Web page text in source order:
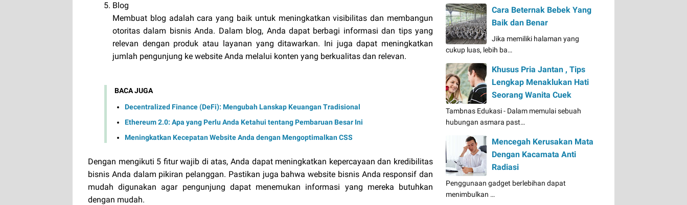
Blog
Membuat blog adalah cara yang baik untuk meningkatkan visibilitas dan membangun
otoritas dalam bisnis Anda. Dalam blog, Anda dapat berbagi informasi dan tips yang
relevan dengan produk atau layanan yang ditawarkan. Ini juga dapat meningkatkan
jumlah pengunjung ke website Anda melalui konten yang berkualitas dan relevan.
BACA JUGA
Decentralized Finance (DeFi): Mengubah Lanskap Keuangan Tradisional
Ethereum 2.0: Apa yang Perlu Anda Ketahui tentang Pembaruan Besar Ini
Meningkatkan Kecepatan Website Anda dengan Mengoptimalkan CSS
Dengan mengikuti 5 fitur wajib di atas, Anda dapat meningkatkan kepercayaan dan kredibilitas
bisnis Anda dalam pikiran pelanggan. Pastikan juga bahwa website bisnis Anda responsif dan
mudah digunakan agar pengunjung dapat menemukan informasi yang mereka butuhkan
dengan mudah.
Cara Beternak Bebek Yang
Baik dan Benar
Jika memiliki halaman yang
cukup luas, lebih ba…
Khusus Pria Jantan , Tips
Lengkap Menaklukan Hati
Seorang Wanita Cuek
Tambnas Edukasi - Dalam memulai sebuah
hubungan asmara past…
Mencegah Kerusakan Mata
Dengan Kacamata Anti
Radiasi
Penggunaan gadget berlebihan dapat
menimbulkan …